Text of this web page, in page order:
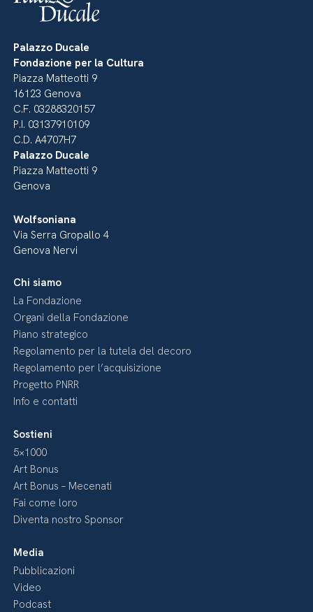
Palazzo Ducale
Fondazione per la Cultura
Piazza Matteotti 9
16123 Genova
C.F. 03288320157
P.I. 03137910109
C.D. A4707H7
Palazzo Ducale
Piazza Matteotti 9
Genova
Wolfsoniana
Via Serra Gropallo 4
Genova Nervi
Chi siamo
La Fondazione
Organi della Fondazione
Piano strategico
Regolamento per la tutela del decoro
Regolamento per l’acquisizione
Progetto PNRR
Info e contatti
Sostieni
5×1000
Art Bonus
Art Bonus – Mecenati
Fai come loro
Diventa nostro Sponsor
Media
Pubblicazioni
Video
Podcast